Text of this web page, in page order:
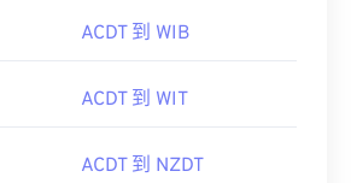
ACDT 到 WIB
ACDT 到 WIT
ACDT 到 NZDT